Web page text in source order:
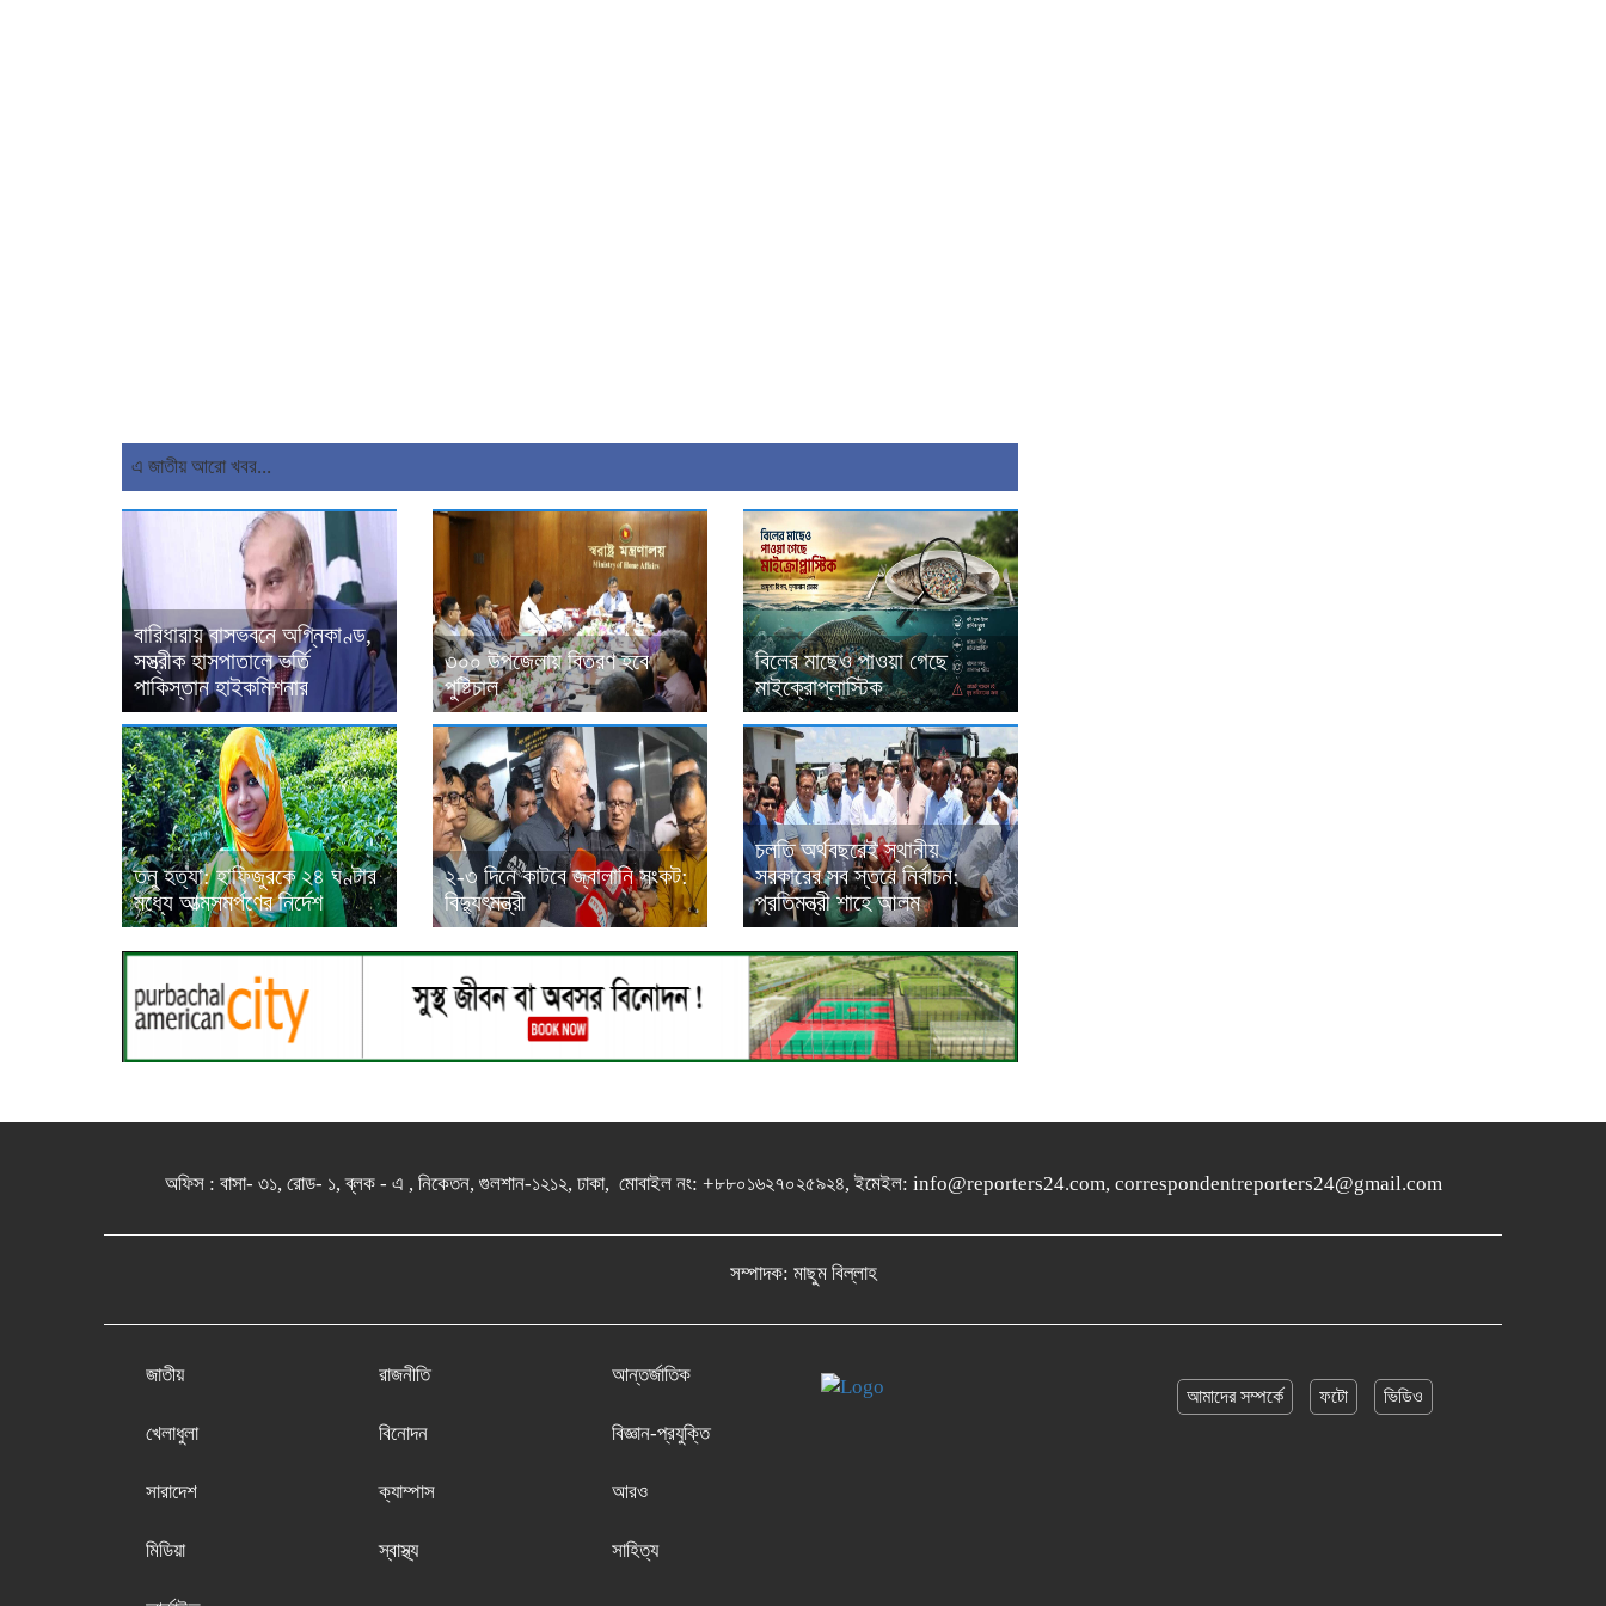
এ জাতীয় আরো খবর...
বারিধারায় বাসভবনে অগ্নিকাণ্ড,
সস্ত্রীক হাসপাতালে ভর্তি
পাকিস্তান হাইকমিশনার
৩০০ উপজেলায় বিতরণ হবে
পুষ্টিচাল
বিলের মাছেও পাওয়া গেছে
মাইক্রোপ্লাস্টিক
তনু হত্যা: হাফিজুরকে ২৪ ঘণ্টার
মধ্যে আত্মসমর্পণের নির্দেশ
২-৩ দিনে কাটবে জ্বালানি সংকট:
বিদ্যুৎমন্ত্রী
চলতি অর্থবছরেই স্থানীয়
সরকারের সব স্তরে নির্বাচন:
প্রতিমন্ত্রী শাহে আলম
অফিস : বাসা- ৩১, রোড- ১, ব্লক - এ , নিকেতন, গুলশান-১২১২, ঢাকা, মোবাইল নং: +৮৮০১৬২৭০২৫৯২৪, ইমেইল: info@reporters24.com, correspondentreporters24@gmail.com
সম্পাদক: মাছুম বিল্লাহ
জাতীয় রাজনীতি আন্তর্জাতিক
খেলাধুলা বিনোদন বিজ্ঞান-প্রযুক্তি
সারাদেশ ক্যাম্পাস আরও
মিডিয়া স্বাস্থ্য সাহিত্য
আমাদের সম্পর্কে ফটো ভিডিও